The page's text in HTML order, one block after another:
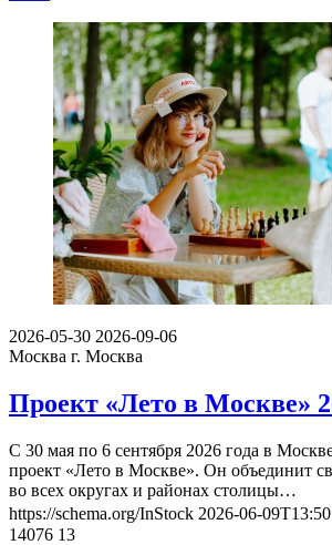
2026-05-30 2026-09-06
Москва г. Москва
Проект «Лето в Москве»
С 30 мая по 6 сентября 2026 года в
проект «Лето в Москве». Он объединит
во всех округах и районах столицы…
https://schema.org/InStock 2026-06-
14076 13